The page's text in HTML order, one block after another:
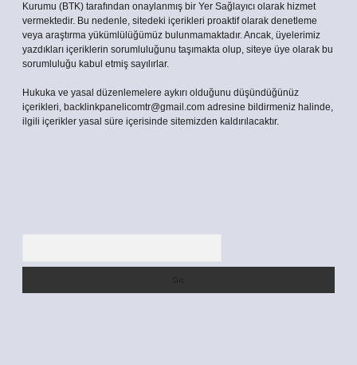
Kurumu (BTK) tarafından onaylanmış bir Yer Sağlayıcı olarak hizmet
vermektedir. Bu nedenle, sitedeki içerikleri proaktif olarak denetleme
veya araştırma yükümlülüğümüz bulunmamaktadır. Ancak, üyelerimiz
yazdıkları içeriklerin sorumluluğunu taşımakta olup, siteye üye olarak bu
sorumluluğu kabul etmiş sayılırlar.
Hukuka ve yasal düzenlemelere aykırı olduğunu düşündüğünüz
içerikleri, backlinkpanelicomtr@gmail.com adresine bildirmeniz halinde,
ilgili içerikler yasal süre içerisinde sitemizden kaldırılacaktır.